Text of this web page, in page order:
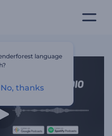
language
No, thanks